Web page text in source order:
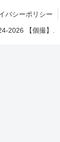
バシーポリシー
2026 【個撮】.